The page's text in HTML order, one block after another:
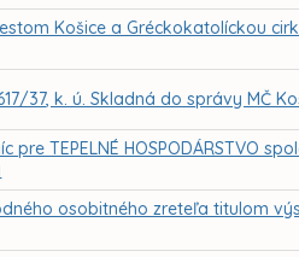
Košice a Gréckokatolíckou
37, k. ú. Skladná do správy MČ
TEPELNÉ HOSPODÁRSTVO
osobitného zreteľa titulom